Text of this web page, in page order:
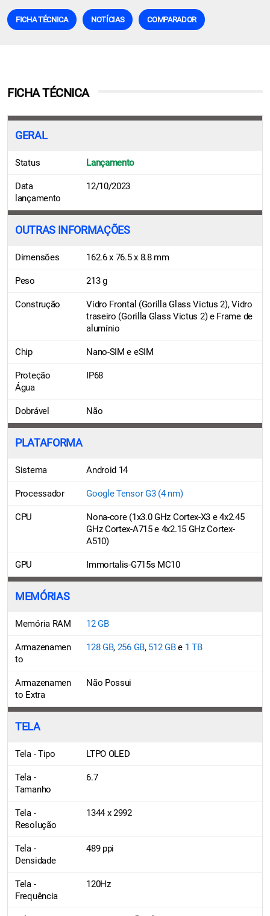
FICHA TÉCNICA NOTÍCIAS COMPARADOR
FICHA TÉCNICA
GERAL
Status Lançamento
Data
lançamento
12/10/2023
OUTRAS INFORMAÇÕES
Dimensões 162.6 x 76.5 x 8.8 mm
Peso 213 g
Construção
Vidro Frontal (Gorilla Glass Victus 2), Vidro
traseiro (Gorilla Glass Victus 2) e Frame de
alumínio
Chip Nano-SIM e eSIM
Proteção
Água
IP68
Dobrável Não
PLATAFORMA
Sistema Android 14
Processador Google Tensor G3 (4 nm)
CPU
Nona-core (1x3.0 GHz Cortex-X3 e 4x2.45
GHz Cortex-A715 e 4x2.15 GHz Cortex-
A510)
GPU Immortalis-G715s MC10
MEMÓRIAS
Memória RAM 12 GB
Armazenamen
to
128 GB, 256 GB, 512 GBe 1 TB
Armazenamen
to Extra
Não Possui
TELA
Tela - Tipo LTPO OLED
Tela -
Tamanho
6.7
Tela -
Resolução
1344 x 2992
Tela -
Densidade
489 ppi
Tela -
Frequência
120Hz